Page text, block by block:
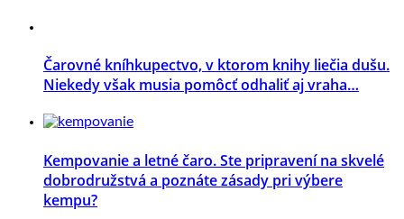
Čarovné kníhkupectvo, v ktorom knihy liečia dušu.
Niekedy však musia pomôcť odhaliť aj vraha…
Kempovanie a letné čaro. Ste pripravení na skvelé
dobrodružstvá a poznáte zásady pri výbere
kempu?